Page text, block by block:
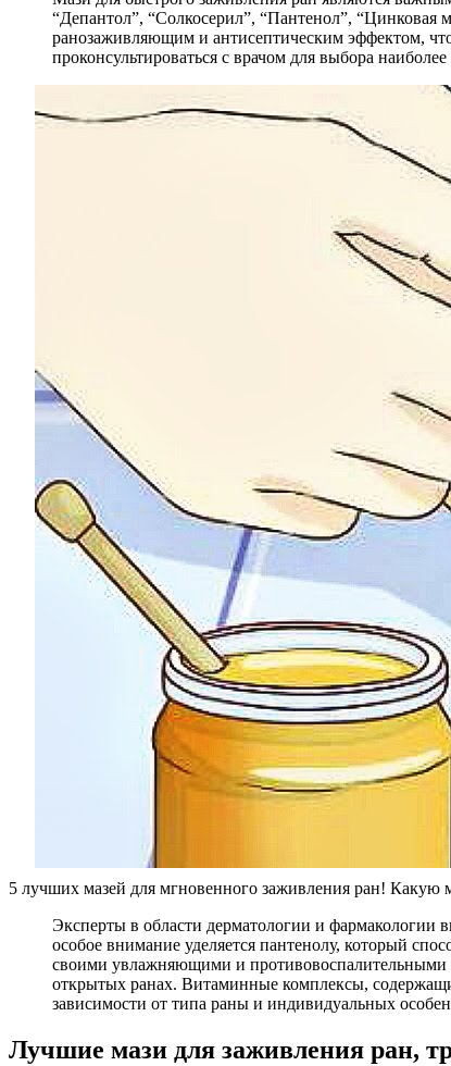
“Депантол”, “Солкосерил”, “Пантенол”, “Цинковая
ранозаживляющим и антисептическим эффектом,
проконсультироваться с врачом для выбора
5 лучших мазей для мгновенного заживления ран! Какую
Эксперты в области дерматологии и фармакологии
особое внимание уделяется пантенолу, который
своими увлажняющими и противовоспалительными
открытых ранах. Витаминные комплексы,
зависимости от типа раны и индивидуальных
Лучшие мази для заживления ран,